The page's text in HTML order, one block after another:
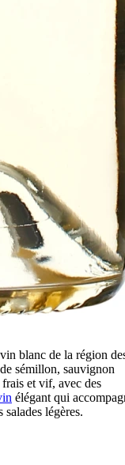
blanc de la région
sémillon, sauvignon
et vif, avec des
élégant qui
légères.